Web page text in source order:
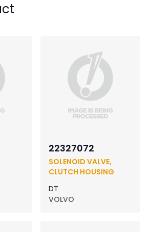
22327072
SOLENOID VALVE,
CLUTCH HOUSING
DT
VOLVO